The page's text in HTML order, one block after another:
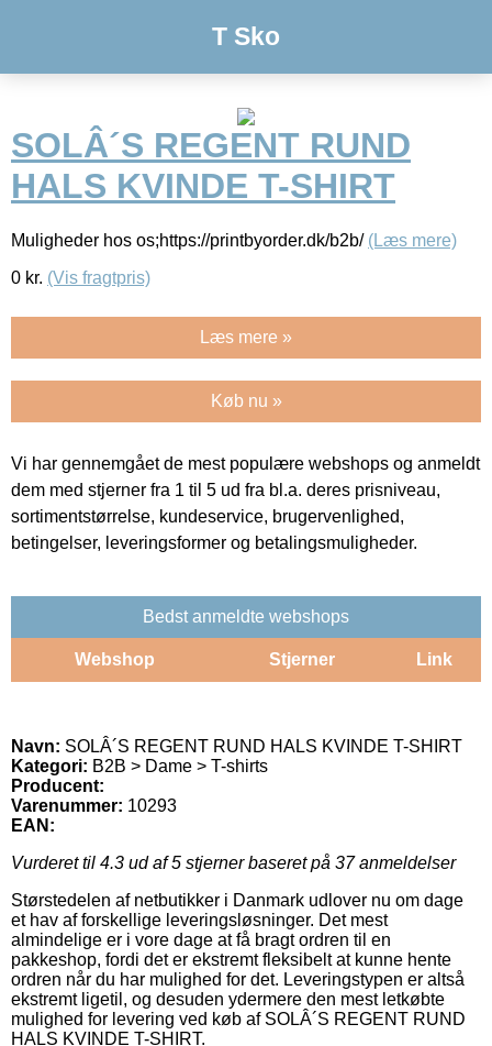
T Sko
SOLÂ´S REGENT RUND
HALS KVINDE T-SHIRT
Muligheder hos os;https://printbyorder.dk/b2b/ (Læs mere)
0 kr. (Vis fragtpris)
Læs mere »
Køb nu »
Vi har gennemgået de mest populære webshops og anmeldt
dem med stjerner fra 1 til 5 ud fra bl.a. deres prisniveau,
sortimentstørrelse, kundeservice, brugervenlighed,
betingelser, leveringsformer og betalingsmuligheder.
Bedst anmeldte webshops
Webshop Stjerner Link
Navn: SOLÂ´S REGENT RUND HALS KVINDE T-SHIRT
Kategori: B2B > Dame > T-shirts
Producent:
Varenummer: 10293
EAN:
Vurderet til 4.3 ud af 5 stjerner baseret på 37anmeldelser
Størstedelen af netbutikker i Danmark udlover nu om dage
et hav af forskellige leveringsløsninger. Det mest
almindelige er i vore dage at få bragt ordren til en
pakkeshop, fordi det er ekstremt fleksibelt at kunne hente
ordren når du har mulighed for det. Leveringstypen er altså
ekstremt ligetil, og desuden ydermere den mest letkøbte
mulighed for levering ved køb af SOLÂ´S REGENT RUND
HALS KVINDE T-SHIRT.